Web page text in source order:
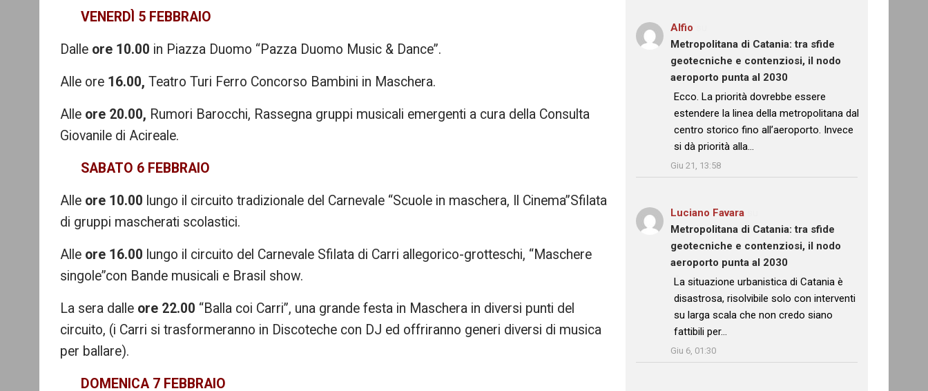
VENERDÌ 5 FEBBRAIO
Dalle ore 10.00 in Piazza Duomo “Pazza Duomo Music & Dance”.
Alle ore 16.00, Teatro Turi Ferro Concorso Bambini in Maschera.
Alle ore 20.00, Rumori Barocchi, Rassegna gruppi musicali emergenti a cura della Consulta
Giovanile di Acireale.
SABATO 6 FEBBRAIO
Alle ore 10.00 lungo il circuito tradizionale del Carnevale “Scuole in maschera, Il Cinema”Sfilata
di gruppi mascherati scolastici.
Alle ore 16.00 lungo il circuito del Carnevale Sfilata di Carri allegorico-grotteschi, “Maschere
singole”con Bande musicali e Brasil show.
La sera dalle ore 22.00 “Balla coi Carri”, una grande festa in Maschera in diversi punti del
circuito, (i Carri si trasformeranno in Discoteche con DJ ed offriranno generi diversi di musica
per ballare).
DOMENICA 7 FEBBRAIO
Alfio
Metropolitana di Catania: tra sfide
geotecniche e contenziosi, il nodo
aeroporto punta al 2030
: “
Ecco. La priorità dovrebbe essere
estendere la linea della metropolitana dal
centro storico fino all’aeroporto. Invece
si dà priorità alla…
Giu 21, 13:58
Luciano Favara
Metropolitana di Catania: tra sfide
geotecniche e contenziosi, il nodo
aeroporto punta al 2030
: “La situazione urbanistica di Catania è
disastrosa, risolvibile solo con interventi
su larga scala che non credo siano
fattibili per…
Giu 6, 01:30